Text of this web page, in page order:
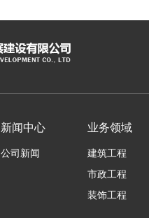
新闻中心
公司新闻
业务领域
建筑工程
市政工程
装饰工程